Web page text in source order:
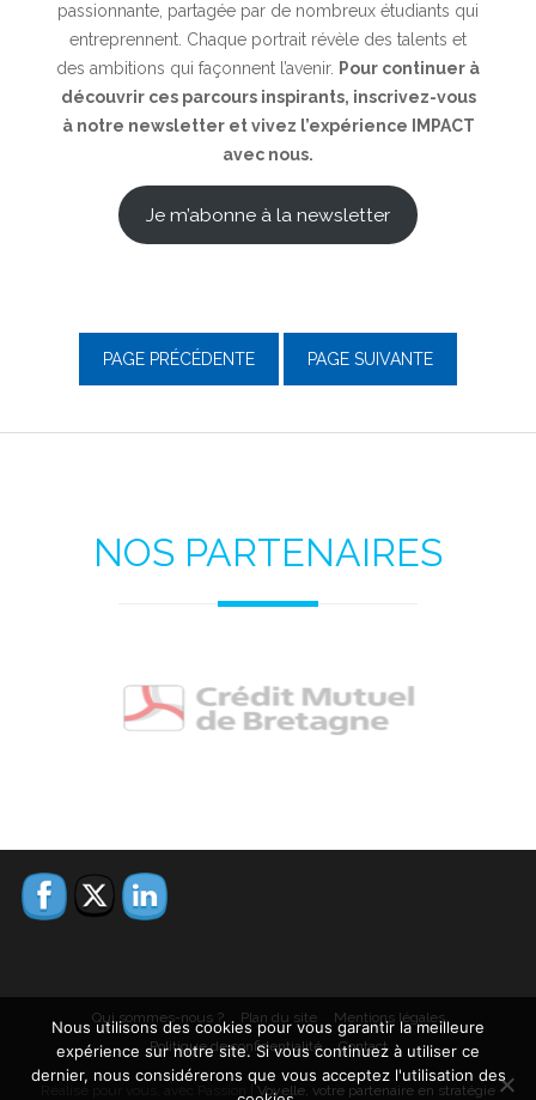
passionnante, partagée par de nombreux étudiants qui
entreprennent. Chaque portrait révèle des talents et
des ambitions qui façonnent l’avenir. Pour continuer à
découvrir ces parcours inspirants, inscrivez-vous
à notre newsletter et vivez l’expérience IMPACT
avec nous.
Je m’abonne à la newsletter
PAGE PRÉCÉDENTE PAGE SUIVANTE
NOS PARTENAIRES
Qui sommes-nous ? Plan du site
Mentions légales
Politique de confidentialité
Contact
Voyelle, votre partenaire en stratégie
Nous utilisons des cookies pour vous garantir la meilleure
expérience sur notre site. Si vous continuez à utiliser ce
dernier, nous considérerons que vous acceptez l'utilisation des